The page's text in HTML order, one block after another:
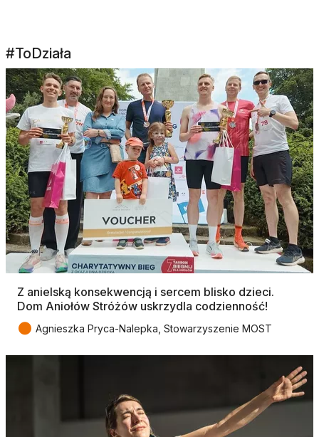
#ToDziała
Z anielską konsekwencją i sercem blisko dzieci.
Dom Aniołów Stróżów uskrzydla codzienność!
● Agnieszka Pryca-Nalepka, Stowarzyszenie MOST